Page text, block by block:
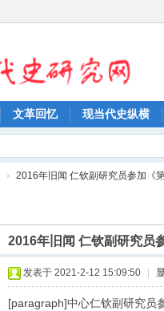
文革回忆 现当代史纵横
› 2016年旧闻 仁钦副研究员参加《
2016年旧闻 仁钦副研究员
发表于 2021-2-12 15:09:50
[paragraph]中心仁钦副研究员